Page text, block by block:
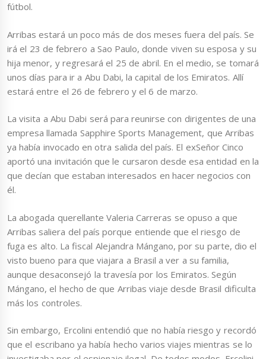
fútbol.
Arribas estará un poco más de dos meses fuera del país. Se
irá el 23 de febrero a Sao Paulo, donde viven su esposa y su
hija menor, y regresará el 25 de abril. En el medio, se tomará
unos días para ir a Abu Dabi, la capital de los Emiratos. Allí
estará entre el 26 de febrero y el 6 de marzo.
La visita a Abu Dabi será para reunirse con dirigentes de una
empresa llamada Sapphire Sports Management, que Arribas
ya había invocado en otra salida del país. El exSeñor Cinco
aportó una invitación que le cursaron desde esa entidad en la
que decían que estaban interesados en hacer negocios con
él.
La abogada querellante Valeria Carreras se opuso a que
Arribas saliera del país porque entiende que el riesgo de
fuga es alto. La fiscal Alejandra Mángano, por su parte, dio el
visto bueno para que viajara a Brasil a ver a su familia,
aunque desaconsejó la travesía por los Emiratos. Según
Mángano, el hecho de que Arribas viaje desde Brasil dificulta
más los controles.
Sin embargo, Ercolini entendió que no había riesgo y recordó
que el escribano ya había hecho varios viajes mientras se lo